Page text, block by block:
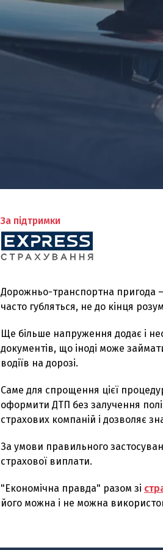
За підтримки
Дорожньо-транспортна пригода
часто губляться, не до кінця
Ще більше напруження додає і
документів, що іноді може
водіїв на дорозі.
Саме для спрощення цієї
оформити ДТП без залучення
страхових компаній і дозволяє
За умови правильного
страхової виплати.
"Економічна правда" разом зі
його можна і не можна